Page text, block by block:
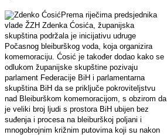
Prema riječima predsjednika
vlade ŽZH Zdenka Ćosića, županijska
skupština podržala je inicijativu udruge
Počasnog bleiburškog voda, koja organizira
komemoraciju. Ćosić je također dodao kako se
odlukom županijske skupštine pozivaju
parlament Federacije BiH i parlamentarna
skupština BiH da se priključe pokroviteljstvu
nad Bleiburškom komemoracijom, s obzirom da
je veliki broj ljudi s prostora BiH ubijen bez
suđenja i procesa na bleiburškoj poljani i
mnogobrojnim križnim putovima koji su nakon